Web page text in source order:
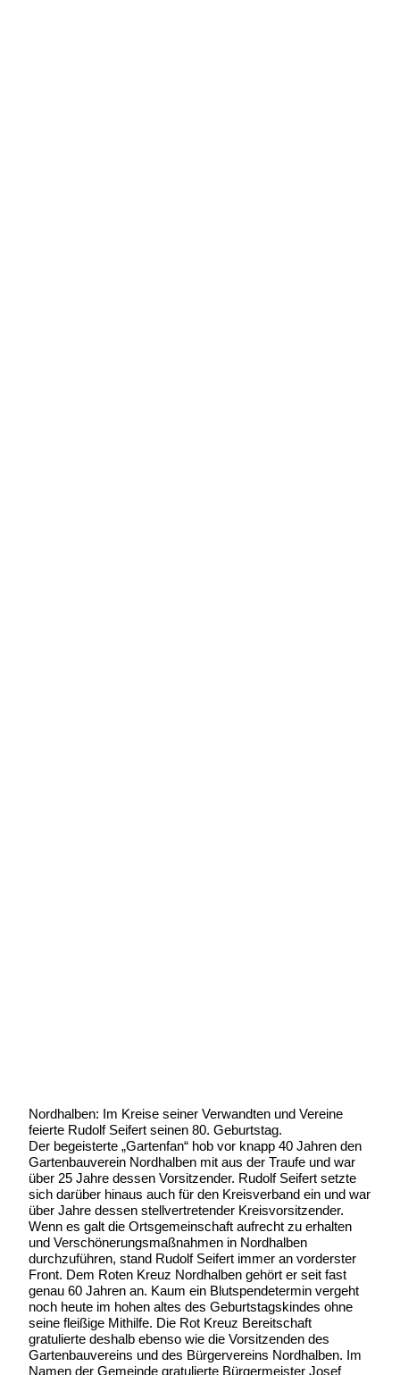
Nordhalben: Im Kreise seiner Verwandten und Vereine
feierte Rudolf Seifert seinen 80. Geburtstag.
Der begeisterte „Gartenfan“ hob vor knapp 40 Jahren den
Gartenbauverein Nordhalben mit aus der Traufe und war
über 25 Jahre dessen Vorsitzender. Rudolf Seifert setzte
sich darüber hinaus auch für den Kreisverband ein und war
über Jahre dessen stellvertretender Kreisvorsitzender.
Wenn es galt die Ortsgemeinschaft aufrecht zu erhalten
und Verschönerungsmaßnahmen in Nordhalben
durchzuführen, stand Rudolf Seifert immer an vorderster
Front. Dem Roten Kreuz Nordhalben gehört er seit fast
genau 60 Jahren an. Kaum ein Blutspendetermin vergeht
noch heute im hohen altes des Geburtstagskindes ohne
seine fleißige Mithilfe. Die Rot Kreuz Bereitschaft
gratulierte deshalb ebenso wie die Vorsitzenden des
Gartenbauvereins und des Bürgervereins Nordhalben. Im
Namen der Gemeinde gratulierte Bürgermeister Josef